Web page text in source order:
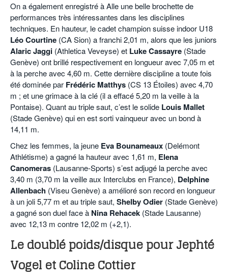
On a également enregistré à Alle une belle brochette de
performances très intéressantes dans les disciplines
techniques. En hauteur, le cadet champion suisse indoor U18
Léo Courtine (CA Sion) a franchi 2,01 m, alors que les juniors
Alaric Jaggi (Athletica Veveyse) et Luke Cassayre (Stade
Genève) ont brillé respectivement en longueur avec 7,05 m et
à la perche avec 4,60 m. Cette dernière discipline a toute fois
été dominée par Frédéric Matthys (CS 13 Étoiles) avec 4,70
m ; et une grimace à la clé (il a effacé 5,20 m la veille à la
Pontaise). Quant au triple saut, c’est le solide Louis Mallet
(Stade Genève) qui en est sorti vainqueur avec un bond à
14,11 m.
Chez les femmes, la jeune Eva Bounameaux (Delémont
Athlétisme) a gagné la hauteur avec 1,61 m, Elena
Canomeras (Lausanne-Sports) s’est adjugé la perche avec
3,40 m (3,70 m la veille aux Interclubs en France), Delphine
Allenbach (Viseu Genève) a amélioré son record en longueur
à un joli 5,77 m et au triple saut, Shelby Odier (Stade Genève)
a gagné son duel face à Nina Rehacek (Stade Lausanne)
avec 12,13 m contre 12,02 m (+2,1).
Le doublé poids/disque pour Jephté
Vogel et Coline Cottier